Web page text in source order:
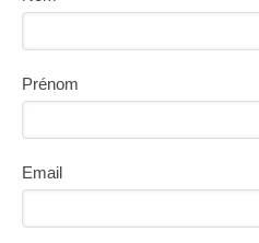
Prénom
Email